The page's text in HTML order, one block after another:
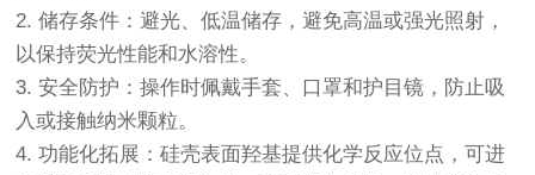
2. 储存条件：避光、低温储存，避免高温或强光照射，
以保持荧光性能和水溶性。
3. 安全防护：操作时佩戴手套、口罩和护目镜，防止吸
入或接触纳米颗粒。
4. 功能化拓展：硅壳表面羟基提供化学反应位点，可进